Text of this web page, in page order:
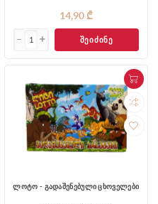
14,90 ₾
ᲨᲔᲘᲫᲘᲜᲔ
ლოტო - გადაშენებული ცხოველები